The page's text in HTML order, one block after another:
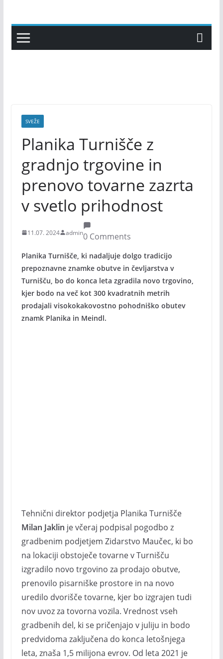
content
SVEŽE
Planika Turnišče z
gradnjo trgovine in
prenovo tovarne zazrta
v svetlo prihodnost
11.07. 2024 admin0 Comments
Planika Turnišče, ki nadaljuje dolgo tradicijo
prepoznavne znamke obutve in čevljarstva v
Turnišču, bo do konca leta zgradila novo trgovino,
kjer bodo na več kot 300 kvadratnih metrih
prodajali visokokakovostno pohodniško obutev
znamk Planika in Meindl.
Tehnični direktor podjetja Planika Turnišče
Milan Jaklin je včeraj podpisal pogodbo z
gradbenim podjetjem Zidarstvo Maučec, ki bo
na lokaciji obstoječe tovarne v Turnišču
izgradilo novo trgovino za prodajo obutve,
prenovilo pisarniške prostore in na novo
uredilo dvorišče tovarne, kjer bo izgrajen tudi
nov uvoz za tovorna vozila. Vrednost vseh
gradbenih del, ki se pričenjajo v juliju in bodo
predvidoma zaključena do konca letošnjega
leta, znaša 1,5 milijona evrov. Od leta 2021 je